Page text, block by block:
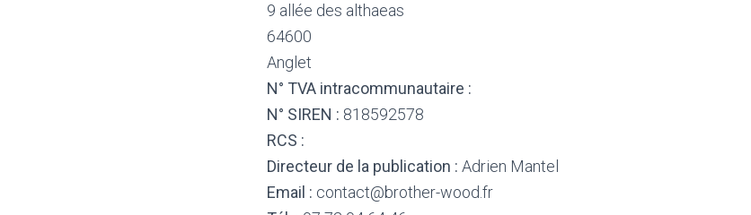
9 allée des althaeas
64600
Anglet
N° TVA intracommunautaire :
N° SIREN : 818592578
RCS :
Directeur de la publication : Adrien Mantel
Email : contact@brother-wood.fr